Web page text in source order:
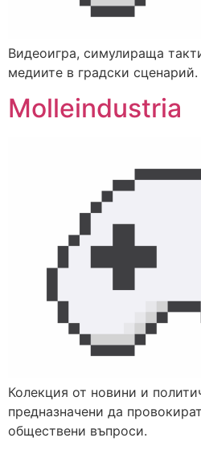
Видеоигра, симулираща
медиите в градски сценарий.
Molleindustria
Колекция от новини и
предназначени да
обществени въпроси.